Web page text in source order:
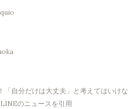
「自分だけは大丈夫」と考えてはいけな
のニュースを引用